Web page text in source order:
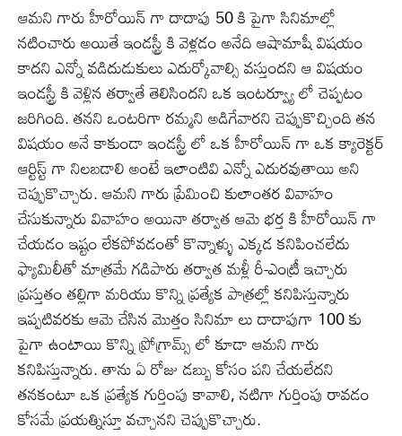
ఆమని గారు హీరోయిన్ గా దాదాపు 50 కి పైగా సినిమాల్లో
నటించారు అయితే ఇండస్ట్రీ కి వెళ్లడం అనేది ఆషామాషీ విషయం
కాదని ఎన్నో వడిదుడుకులు ఎదుర్కోవాల్సి వస్తుందని ఆ విషయం
ఇండస్ట్రీ కి వెళ్లిన తర్వాతే తెలిసిందని ఒక ఇంటర్వ్యూ లో చెప్పటం
జరిగింది. తనని ఒంటరిగా రమ్మని అడిగేవారని చెప్పుకొచ్చింది తన
విషయం అనే కాకుండా ఇండస్ట్రీ లో ఒక హీరోయిన్ గా ఒక క్యారెక్టర్
ఆర్టిస్ట్ గా నిలబడాలి అంటే ఇలాంటివి ఎన్నో ఎదురవుతాయి అని
చెప్పుకొచ్చారు. ఆమని గారు ప్రేమించి కులాంతర వివాహం
చేసుకున్నారు వివాహం అయినా తర్వాత ఆమె భర్త కి హీరోయిన్ గా
చేయడం ఇష్టం లేకపోవడంతో కొన్నాళ్ళు ఎక్కడ కనిపించలేదు
ఫ్యామిలీతో మాత్రమే గడిపారు తర్వాత మళ్లీ రీ-ఎంట్రీ ఇచ్చారు
ప్రస్తుతం తల్లిగా మరియు కొన్ని ప్రత్యేక పాత్రల్లో కనిపిస్తున్నారు
ఇప్పటివరకు ఆమె చేసిన మొత్తం సినిమా లు దాదాపుగా 100 కు
పైగా ఉంటాయి కొన్ని ప్రోగ్రామ్స్ లో కూడా ఆమని గారు
కనిపిస్తున్నారు. తాను ఏ రోజు డబ్బు కోసం పని చేయలేదని
తనకంటూ ఒక ప్రత్యేక గుర్తింపు కావాలి, నటిగా గుర్తింపు రావడం
కోసమే ప్రయత్నిస్తూ వచ్చానని చెప్పుకొచ్చారు.